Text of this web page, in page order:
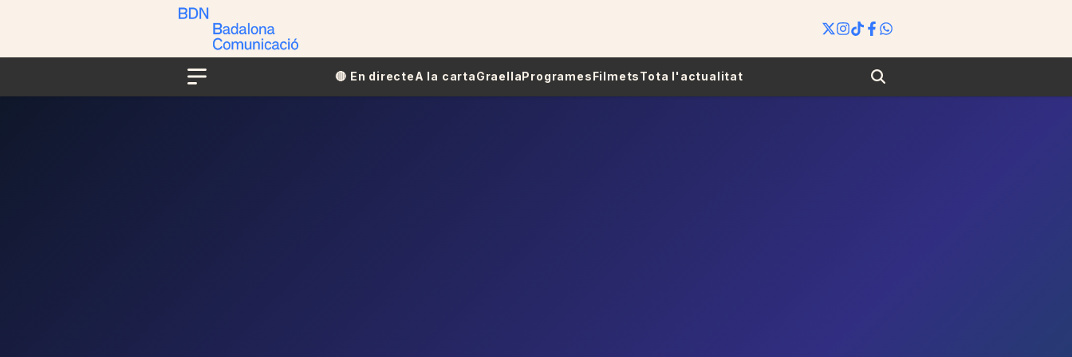
Menu
🔴​​ En directeA la cartaGraellaProgramesFilmetsTota l'actualitat Search